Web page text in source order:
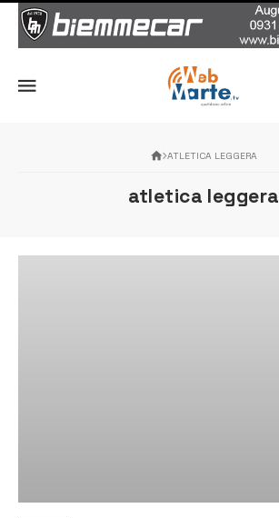
ATLETICA LEGGERA
atletica leggera